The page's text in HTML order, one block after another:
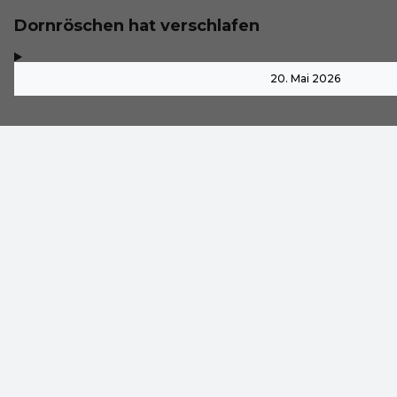
Dornröschen hat verschlafen
20. Mai 2026